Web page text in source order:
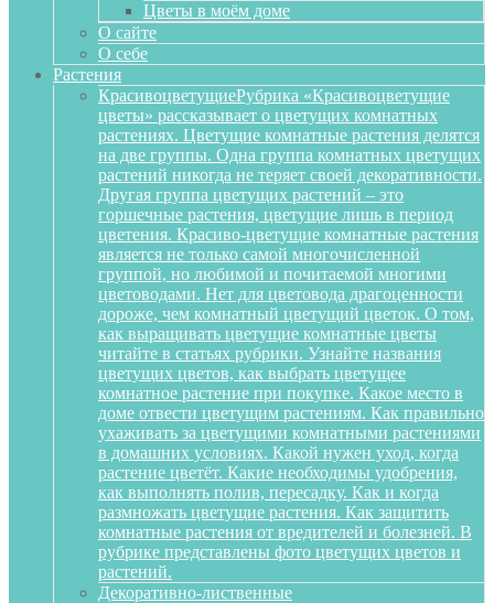
Цветы в моём доме
О сайте
О себе
Растения
КрасивоцветущиеРубрика «Красивоцветущие
цветы» рассказывает о цветущих комнатных
растениях. Цветущие комнатные растения делятся
на две группы. Одна группа комнатных цветущих
растений никогда не теряет своей декоративности.
Другая группа цветущих растений – это
горшечные растения, цветущие лишь в период
цветения. Красиво-цветущие комнатные растения
является не только самой многочисленной
группой, но любимой и почитаемой многими
цветоводами. Нет для цветовода драгоценности
дороже, чем комнатный цветущий цветок. О том,
как выращивать цветущие комнатные цветы
читайте в статьях рубрики. Узнайте названия
цветущих цветов, как выбрать цветущее
комнатное растение при покупке. Какое место в
доме отвести цветущим растениям. Как правильно
ухаживать за цветущими комнатными растениями
в домашних условиях. Какой нужен уход, когда
растение цветёт. Какие необходимы удобрения,
как выполнять полив, пересадку. Как и когда
размножать цветущие растения. Как защитить
комнатные растения от вредителей и болезней. В
рубрике представлены фото цветущих цветов и
растений.
Декоративно-лиственные